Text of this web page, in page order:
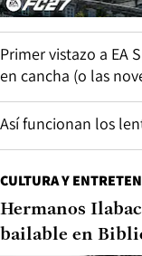
Primer vistazo a EA
en cancha (o las
Así funcionan los
CULTURA Y
Hermanos
bailable en